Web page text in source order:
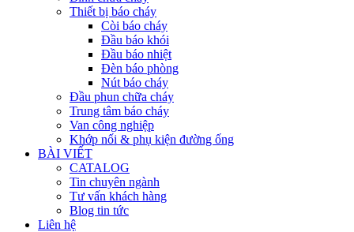
Thiết bị báo cháy
Còi báo cháy
Đầu báo khói
Đầu báo nhiệt
Đèn báo phòng
Nút báo cháy
Đầu phun chữa cháy
Trung tâm báo cháy
Van công nghiệp
Khớp nối & phụ kiện đường ống
BÀI VIẾT
CATALOG
Tin chuyên ngành
Tư vấn khách hàng
Blog tin tức
Liên hệ